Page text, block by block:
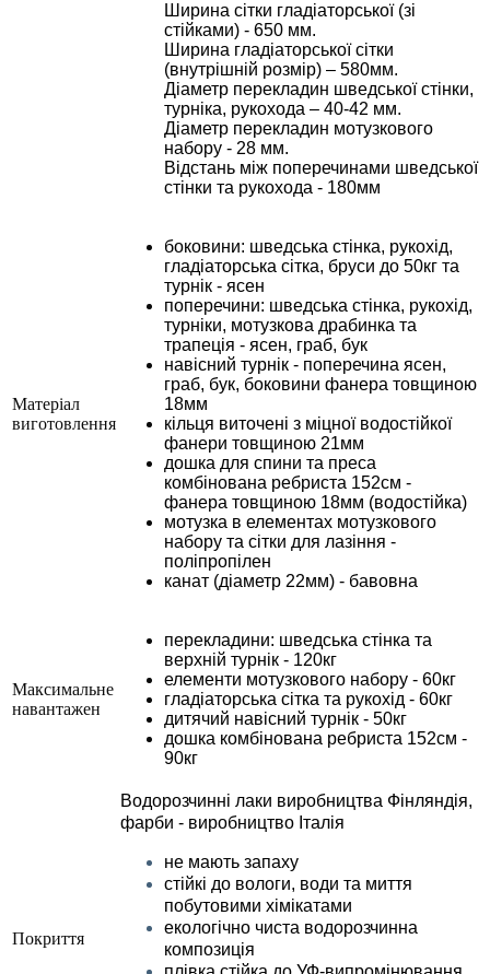
Ширина сітки гладіаторської (зі
стійками) - 650 мм.
Ширина гладіаторської сітки
(внутрішній розмір) – 580мм.
Діаметр перекладин шведської стінки,
турніка, рукохода – 40-42 мм.
Діаметр перекладин мотузкового
набору - 28 мм.
Відстань між поперечинами шведської
стінки та рукохода - 180мм
Матеріал
виготовлення
боковини: шведська стінка, рукохід,
гладіаторська сітка, бруси до 50кг та
турнік - ясен
поперечини: шведська стінка, рукохід,
турніки, мотузкова драбинка та
трапеція - ясен, граб, бук
навісний турнік - поперечина ясен,
граб, бук, боковини фанера товщиною
18мм
кільця виточені з міцної водостійкої
фанери товщиною 21мм
дошка для спини та преса
комбінована ребриста 152см -
фанера товщиною 18мм (водостійка)
мотузка в елементах мотузкового
набору та сітки для лазіння -
поліпропілен
канат (діаметр 22мм) - бавовна
Максимальне
навантажен
перекладини: шведська стінка та
верхній турнік - 120кг
елементи мотузкового набору - 60кг
гладіаторська сітка та рукохід - 60кг
дитячий навісний турнік - 50кг
дошка комбінована ребриста 152см -
90кг
Покриття
Водорозчинні лаки виробництва Фінляндія,
фарби - виробництво Італія
не мають запаху
стійкі до вологи, води та миття
побутовими хімікатами
екологічно чиста водорозчинна
композиція